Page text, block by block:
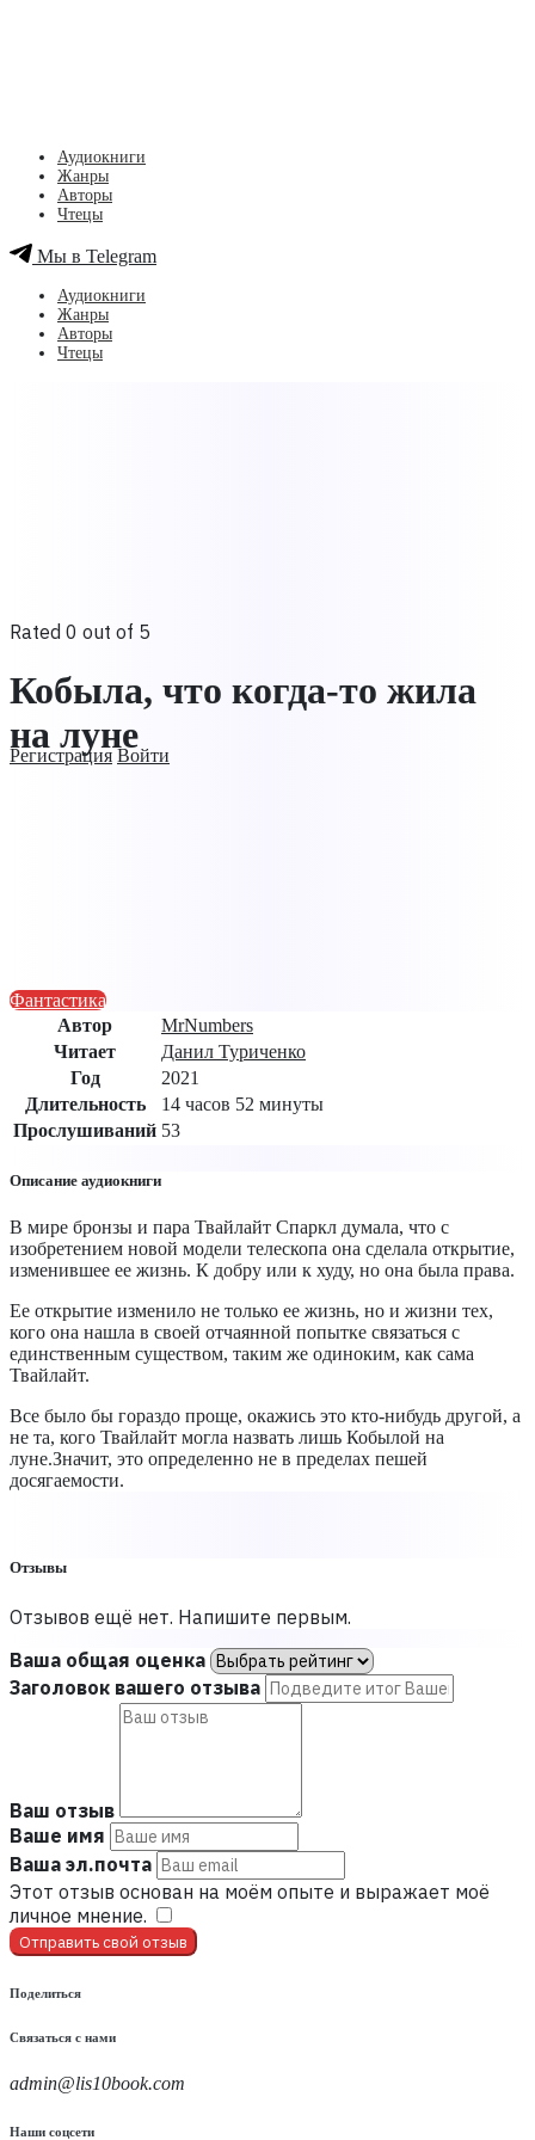
Регистрация Войти
Аудиокниги
Жанры
Авторы
Чтецы
Мы в Telegram
Аудиокниги
Жанры
Авторы
Чтецы
Rated 0 out of 5
Кобыла, что когда-то жила
на луне
Фантастика
Автор
MrNumbers
Читает
Данил Туриченко
Год
2021
Длительность
14 часов 52 минуты
Прослушиваний 53
Описание аудиокниги
В мире бронзы и пара Твайлайт Спаркл думала, что с
изобретением новой модели телескопа она сделала открытие,
изменившее ее жизнь. К добру или к худу, но она была права.
Ее открытие изменило не только ее жизнь, но и жизни тех,
кого она нашла в своей отчаянной попытке связаться с
единственным существом, таким же одиноким, как сама
Твайлайт.
Все было бы гораздо проще, окажись это кто-нибудь другой, а
не та, кого Твайлайт могла назвать лишь Кобылой на
луне.Значит, это определенно не в пределах пешей
досягаемости.
Отзывы
Отзывов ещё нет. Напишите первым.
Ваша общая оценка
Заголовок вашего отзыва
Ваш отзыв
Ваше имя
Ваша эл.почта
Этот отзыв основан на моём опыте и выражает моё
личное мнение.
Отправить свой отзыв
Поделиться
Связаться с нами
admin@lis10book.com
Наши соцсети